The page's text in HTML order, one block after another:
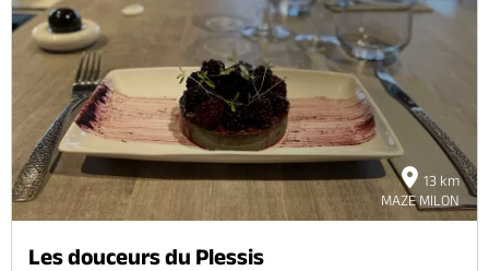
13 km
MAZE MILON
Les douceurs du Plessis